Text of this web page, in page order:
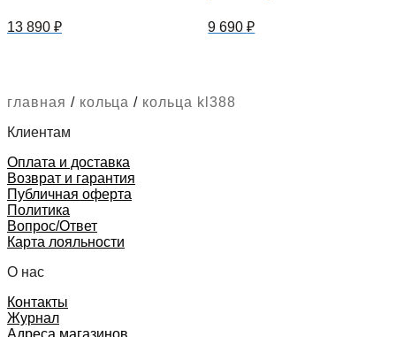
13 890 ₽ 9 690₽
главная / кольца / кольца kl388
Клиентам
Оплата и доставка
Возврат и гарантия
Публичная оферта
Политика
Вопрос/Ответ
Карта лояльности
О нас
Контакты
Журнал
Адреса магазинов